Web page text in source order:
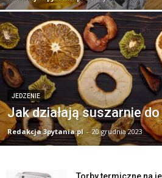
JEDZENIE
Jak działają suszarnie
Redakcja 3pytania.pl - 20 grudnia 2023